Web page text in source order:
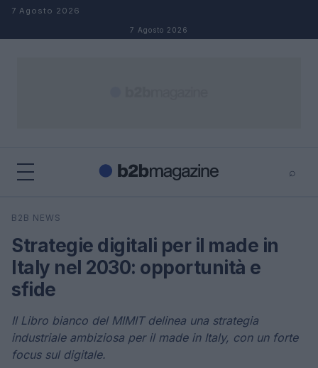
Salta al contenuto
7 Agosto 2026
7 Agosto 2026
⌕
Cerca
B2B NEWS
Strategie digitali per il made in
Italy nel 2030: opportunità e
sfide
Il Libro bianco del MIMIT delinea una strategia
industriale ambiziosa per il made in Italy, con un forte
focus sul digitale.